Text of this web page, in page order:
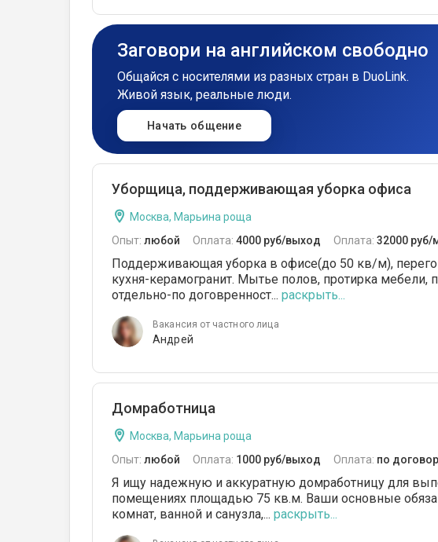
Заговори на английском свободно
Общайся с носителями из разных стран в DuoLink.
Живой язык, реальные люди.
Начать общение
Уборщица, поддерживающая уборка офиса
Москва, Марьина роща
Опыт: любой Оплата: 4000 руб/выход Оплата: 32000 руб/
Поддерживающая уборка в офисе(до 50 кв/м),
кухня-керамогранит. Мытье полов, протирка
отдельно-по договренност... раскрыть...
Вакансия от частного лица
Андрей
Домработница
Москва, Марьина роща
Опыт: любой Оплата: 1000 руб/выход Оплата: по
Я ищу надежную и аккуратную домработницу для
помещениях площадью 75 кв.м. Ваши основные
комнат, ванной и санузла,... раскрыть...